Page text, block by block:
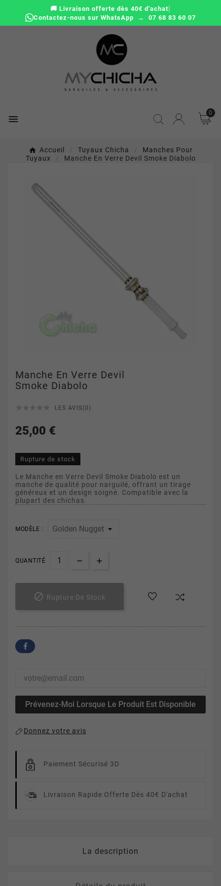
🚚 Livraison offerte dès 40€ d'achat|
Contactez-nous sur WhatsApp → 07 68 83 60 07

0
Accueil Tuyaux Chicha
Manches Pour
Tuyaux
Manche En Verre Devil Smoke Diabolo
Manche En Verre Devil
Smoke Diabolo
LES AVIS(0)
25,00 €
Rupture de stock
Le Manche en Verre Devil Smoke Diabolo est un
manche de qualité pour narguilé, offrant un tirage
généreux et un design soigné. Compatible avec la
plupart des chichas.
MODÈLE :
QUANTITÉ
 Rupture De Stock
Prévenez-Moi Lorsque Le Produit Est Disponible
Donnez votre avis
Paiement Sécurisé 3D
Livraison Rapide Offerte Dès 40€ D'achat
La description